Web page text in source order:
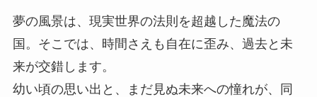
夢の風景は、現実世界の法則を超越した魔法の
国。そこでは、時間さえも自在に歪み、過去と未
来が交錯します。
幼い頃の思い出と、まだ見ぬ未来への憧れが、同